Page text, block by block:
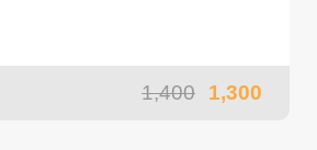
1,400 1,300